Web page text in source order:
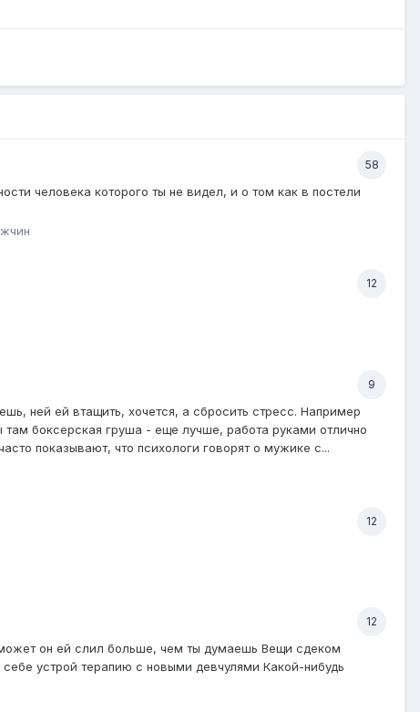
58
человека которого ты не видел, и о том как в постели
12
9
ней ей втащить, хочется, а сбросить стресс. Например
боксерская груша - еще лучше, работа руками отлично
показывают, что психологи говорят о мужике с...
12
12
он ей слил больше, чем ты думаешь Вещи сдеком
устрой терапию с новыми девчулями Какой-нибудь